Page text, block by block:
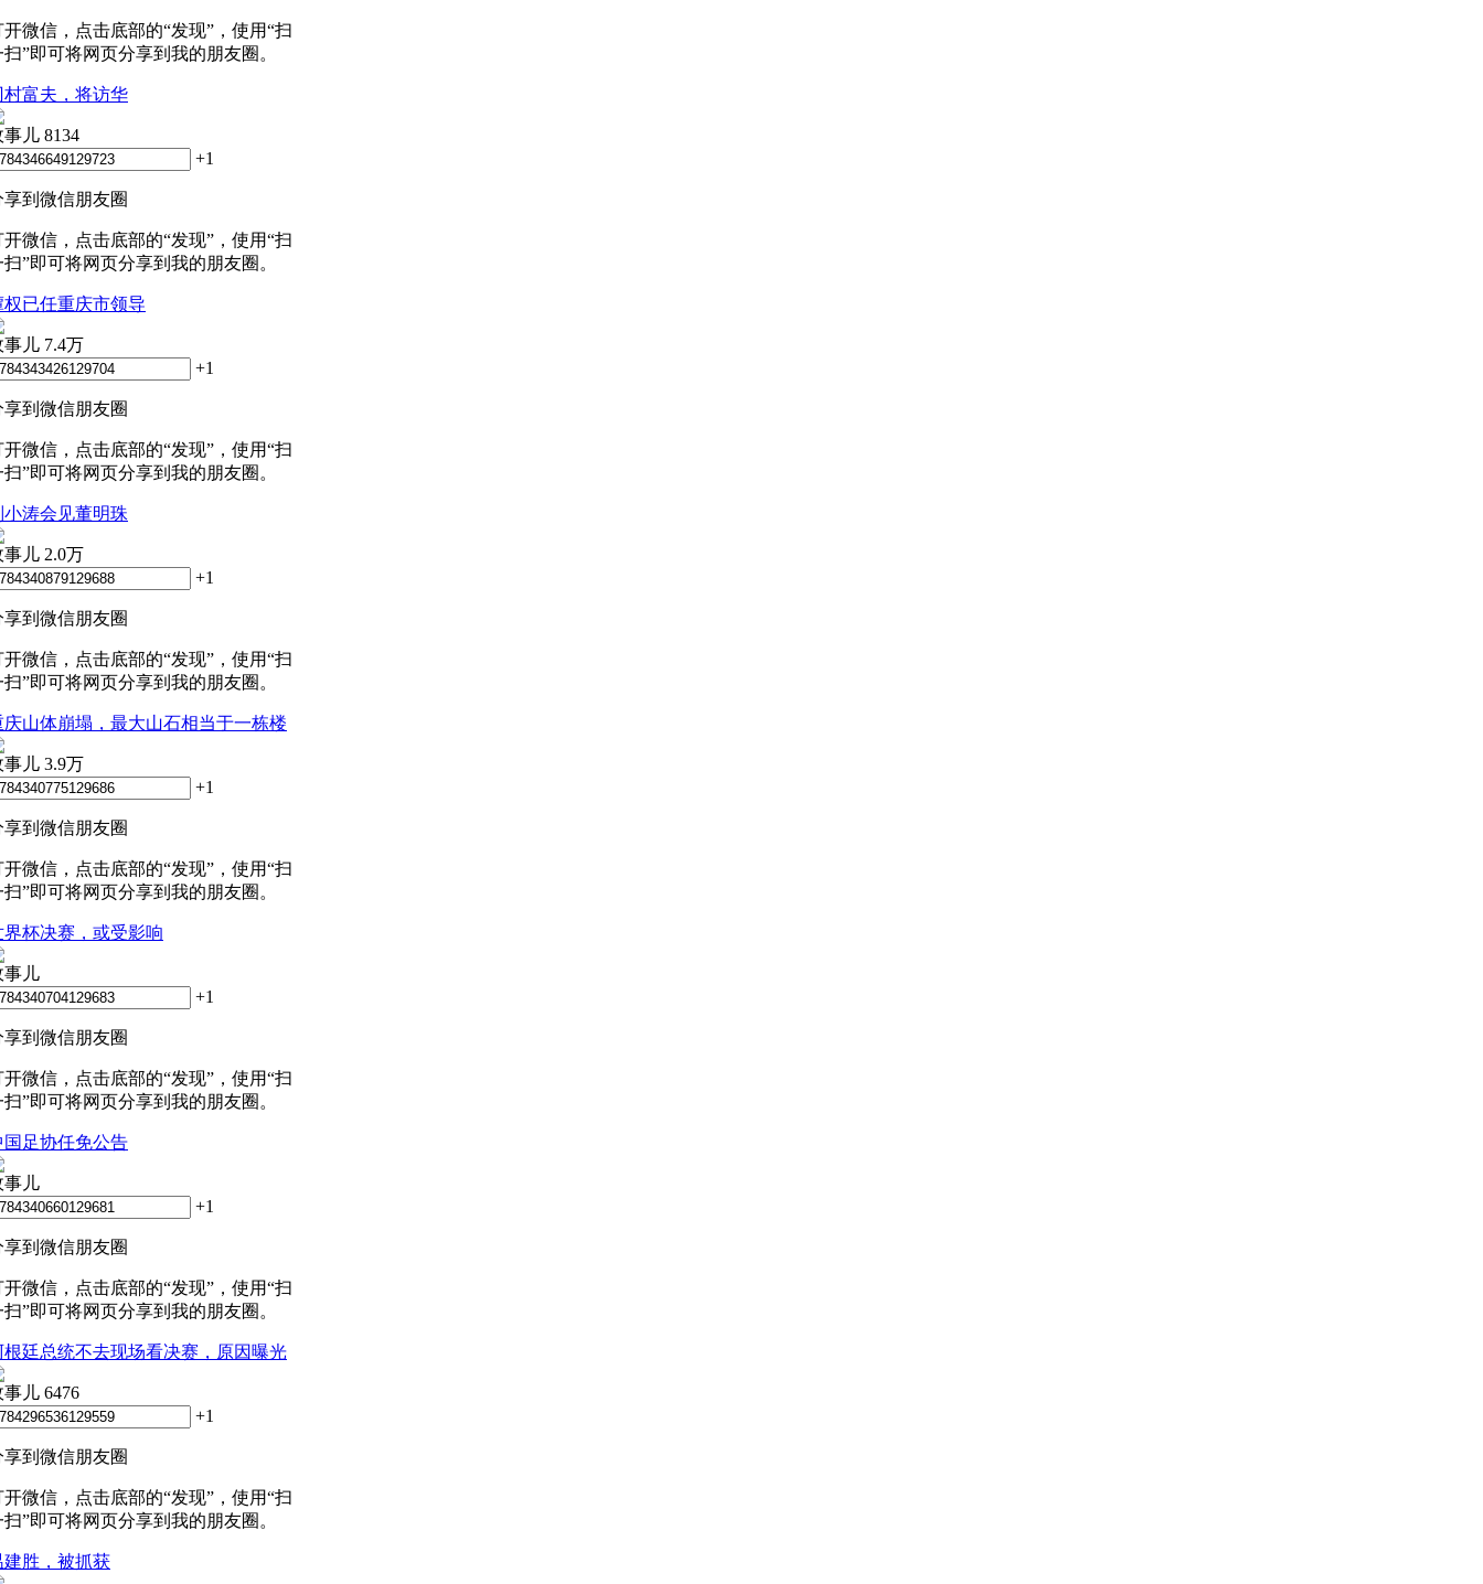
开微信，点击底部的“发现”，使用“扫
扫”即可将网页分享到我的朋友圈。
村富夫，将访华
事儿 8134
+1
享到微信朋友圈
开微信，点击底部的“发现”，使用“扫
扫”即可将网页分享到我的朋友圈。
权已任重庆市领导
事儿 7.4万
+1
享到微信朋友圈
开微信，点击底部的“发现”，使用“扫
扫”即可将网页分享到我的朋友圈。
小涛会见董明珠
事儿 2.0万
+1
享到微信朋友圈
开微信，点击底部的“发现”，使用“扫
扫”即可将网页分享到我的朋友圈。
庆山体崩塌，最大山石相当于一栋楼
事儿 3.9万
+1
享到微信朋友圈
开微信，点击底部的“发现”，使用“扫
扫”即可将网页分享到我的朋友圈。
界杯决赛，或受影响
事儿
+1
享到微信朋友圈
开微信，点击底部的“发现”，使用“扫
扫”即可将网页分享到我的朋友圈。
国足协任免公告
事儿
+1
享到微信朋友圈
开微信，点击底部的“发现”，使用“扫
扫”即可将网页分享到我的朋友圈。
根廷总统不去现场看决赛，原因曝光
事儿 6476
+1
享到微信朋友圈
开微信，点击底部的“发现”，使用“扫
扫”即可将网页分享到我的朋友圈。
建胜，被抓获